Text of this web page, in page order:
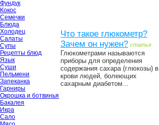
Фундук
Кокос
Семечки
Блюда
Холодец
Салаты
Супы
Рецепты блюд
Язык
Суши
Пельмени
Запеканка
Гарниры
Окрошка и ботвинья
Бакалея
Икра
Сало
Что такое глюкометр?
Зачем он нужен? статья
Глюкометрами называются
приборы для определения
содержания сахара (глюкозы) в
крови людей, болеющих
сахарным диабетом...